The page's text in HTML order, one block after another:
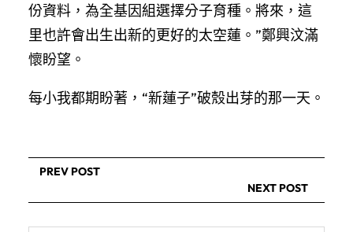
份資料，為全基因組選擇分子育種。將來，這
里也許會出生出新的更好的太空蓮。”鄭興汶滿
懷盼望。
每小我都期盼著，“新蓮子”破殼出芽的那一天。
PREV POST
NEXT POST